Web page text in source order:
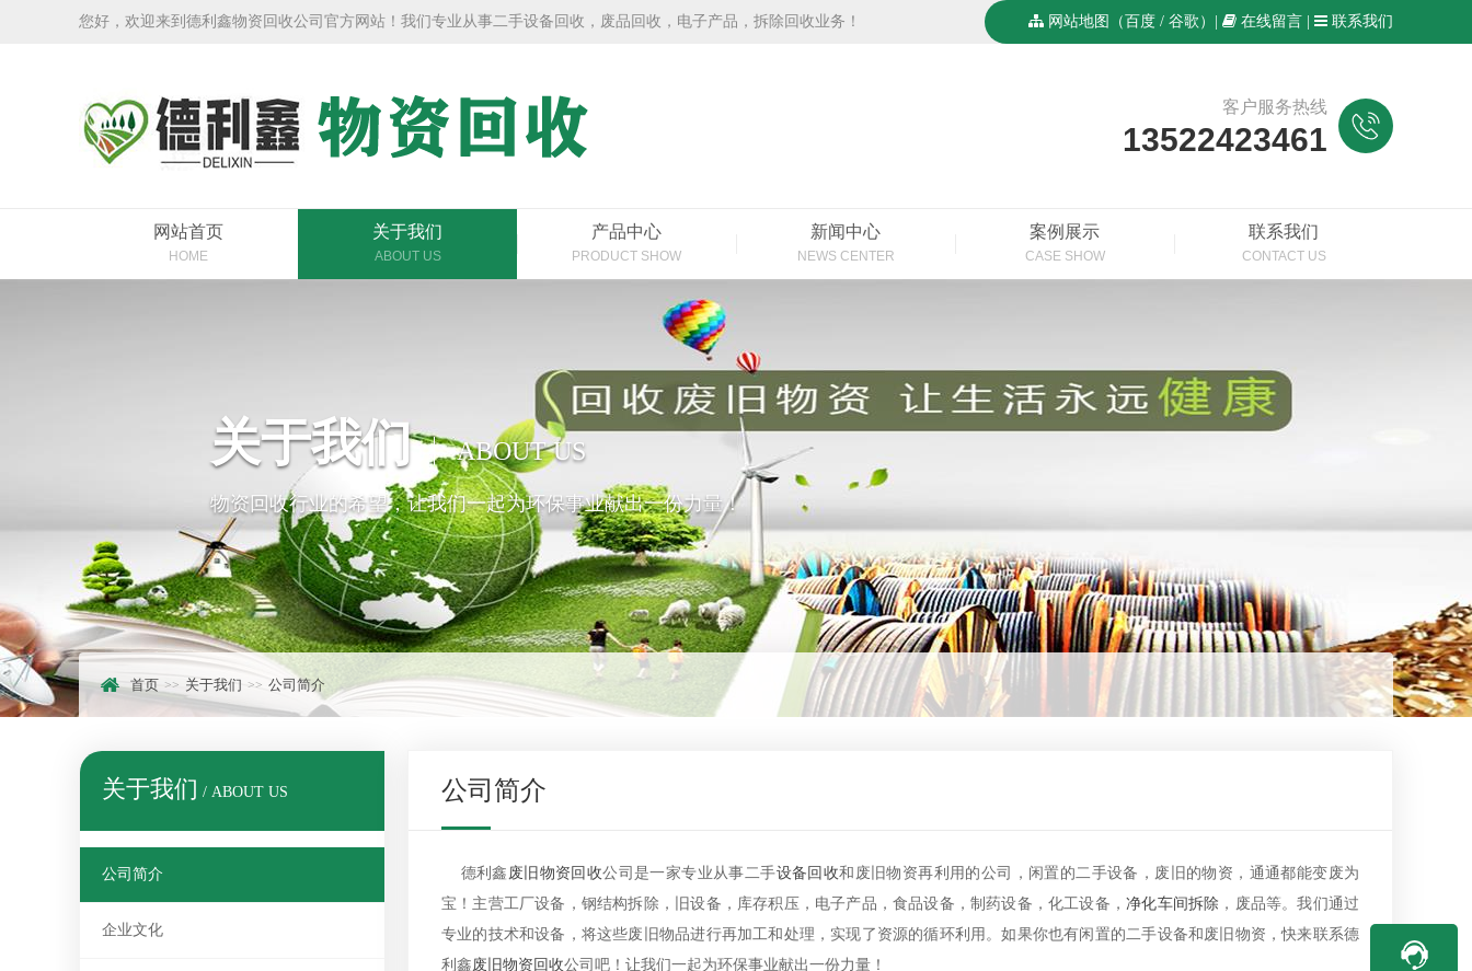
您好，欢迎来到德利鑫物资回收公司官方网站！我们专业从事二手设备回收，废品回收，电子产品，拆除回收业务！ 网站地图 （百度 / 谷歌 ）| 在线留言 联系我们
客户服务热线
13522423461
网站首页
HOME
关于我们
ABOUT US
产品中心
PRODUCT SHOW
新闻中心
NEWS CENTER
案例展示
CASE SHOW
联系我们
CONTACT US
关于我们 ABOUT US
物资回收行业的希望，让我们一起为环保事业献出一份力量！
首页 关于我们 公司简介
关于我们 / ABOUT US
公司简介
企业文化
公司简介
德利鑫 废旧物资回收公司是一家专业从事二手设备回收和废旧物资再利用的公司，闲置的二手设备，废旧的物资，通通都能变废为
宝！主营工厂设备，钢结构拆除，旧设备，库存积压，电子产品，食品设备，制药设备，化工设备，净化车间拆除 ，废品等。我们通过
专业的技术和设备，将这些废旧物品进行再加工和处理，实现了资源的循环利用。如果你也有闲置的二手设备和废旧物资，快来联系德
利鑫废旧物资回收公司吧！让我们一起为环保事业献出一份力量！